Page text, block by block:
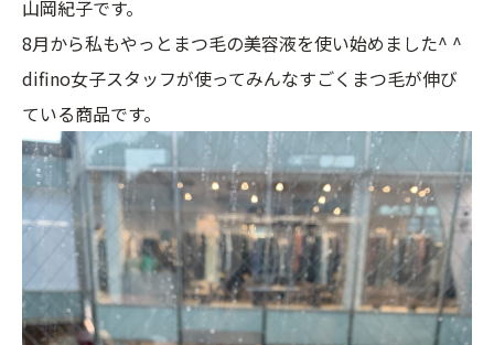
山岡紀子です。
8月から私もやっとまつ毛の美容液を使い始めました^ ^
difino女子スタッフが使ってみんなすごくまつ毛が伸び
ている商品です。